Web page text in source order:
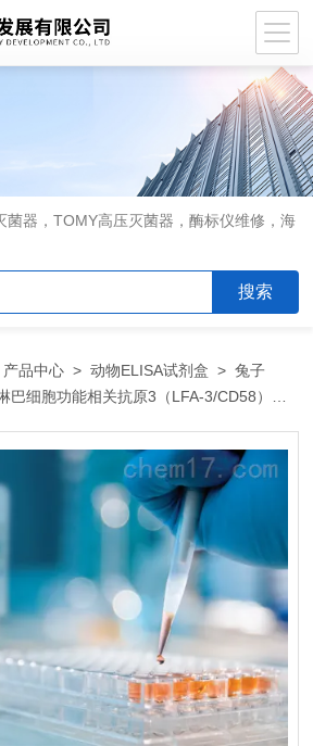
菌器，TOMY高压灭菌器，酶标仪维修，海
产品中心 >动物ELISA试剂盒 >兔子
巴细胞功能相关抗原3（LFA-3/CD58）